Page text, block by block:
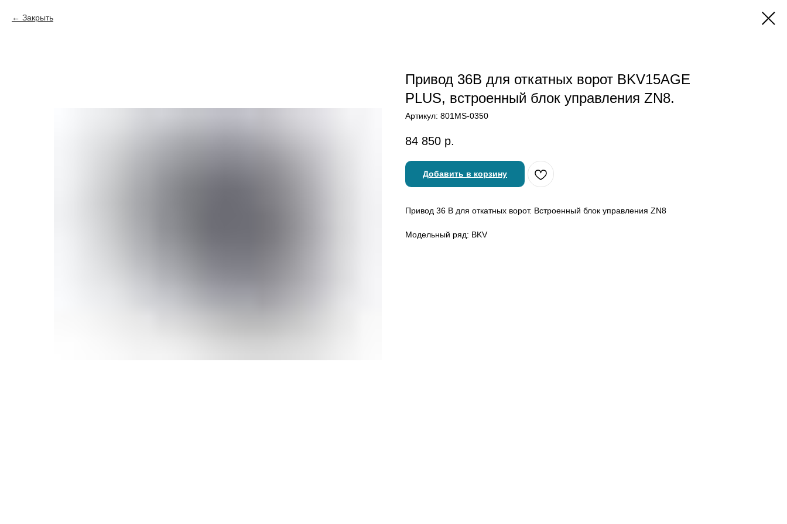
Закрыть
Привод 36В для откатных ворот BKV15AGE
PLUS, встроенный блок управления ZN8.
Артикул: 801MS-0350
84 850 р.
Добавить в корзину
Привод 36 В для откатных ворот. Встроенный блок управления ZN8
Модельный ряд: BKV